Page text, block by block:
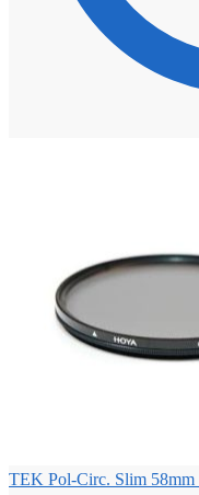
TEK Pol-Circ. Slim 58mm